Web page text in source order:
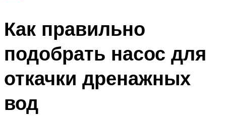
Как правильно
подобрать насос для
откачки дренажных
вод